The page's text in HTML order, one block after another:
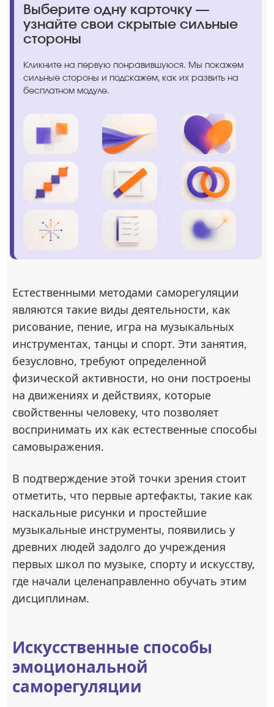
Выберите одну карточку —
узнайте свои скрытые сильные
стороны
Кликните на первую понравившуюся. Мы покажем
сильные стороны и подскажем, как их развить на
бесплатном модуле.
Естественными методами саморегуляции
являются такие виды деятельности, как
рисование, пение, игра на музыкальных
инструментах, танцы и спорт. Эти занятия,
безусловно, требуют определенной
физической активности, но они построены
на движениях и действиях, которые
свойственны человеку, что позволяет
воспринимать их как естественные способы
самовыражения.
В подтверждение этой точки зрения стоит
отметить, что первые артефакты, такие как
наскальные рисунки и простейшие
музыкальные инструменты, появились у
древних людей задолго до учреждения
первых школ по музыке, спорту и искусству,
где начали целенаправленно обучать этим
дисциплинам.
Искусственные способы
эмоциональной
саморегуляции